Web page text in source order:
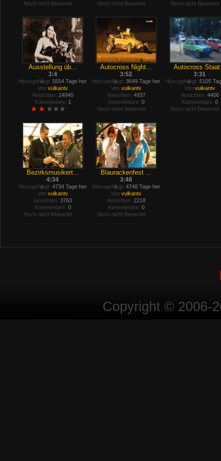
Noch nicht Bewertet
Noch nicht Bewertet
Noch nicht Bewertet
Ausstellung üb...
3:4
Hinzugef�gt: 5554 Tage her
Von vulkantv
Ansichten: 24940
Kommentare: 1
Autocross Night...
3:52
Hinzugef�gt: 3649 Tage her
Von vulkantv
Ansichten: 4937
Kommentare: 0
Noch nicht Bewertet
Autocross
3:31
Hinzugef�gt: 5105
Von vulkantv
Ansichten: 4406
Kommentare: 0
Noch nicht Bewertet
Bezirksmusikert...
4:34
Hinzugef�gt: 4734 Tage her
Von vulkantv
Ansichten: 3763
Kommentare: 0
Noch nicht Bewertet
Blaurackenfest ...
3:48
Hinzugef�gt: 4748 Tage her
Von vulkantv
Ansichten: 2218
Kommentare: 0
Noch nicht Bewertet
Copyright © 2006-